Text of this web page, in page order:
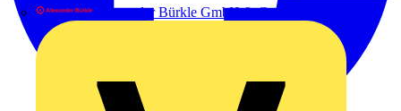
Alexander Bürkle GmbH & Co. KG